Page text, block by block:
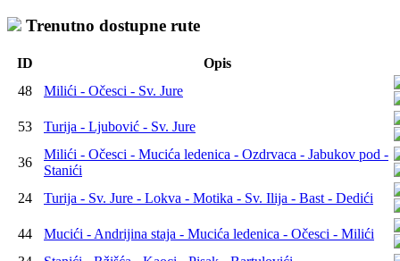
Trenutno dostupne rute
ID
Opis
48
Milići - Očesci - Sv. Jure
53 Turija - Ljubović - Sv. Jure
36
Milići - Očesci - Mucića ledenica - Ozdrvaca - Jabukov pod -
Stanići
24
Turija - Sv. Jure - Lokva - Motika - Sv. Ilija - Bast - Dedići
44
Mucići - Andrijina staja - Mucića ledenica - Očesci - Milići
123